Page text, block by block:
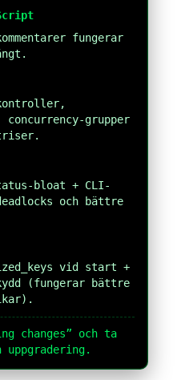
fungerar
grupper
bloat + CLI-
och bättre
vid start +
(fungerar bättre
changes” och ta